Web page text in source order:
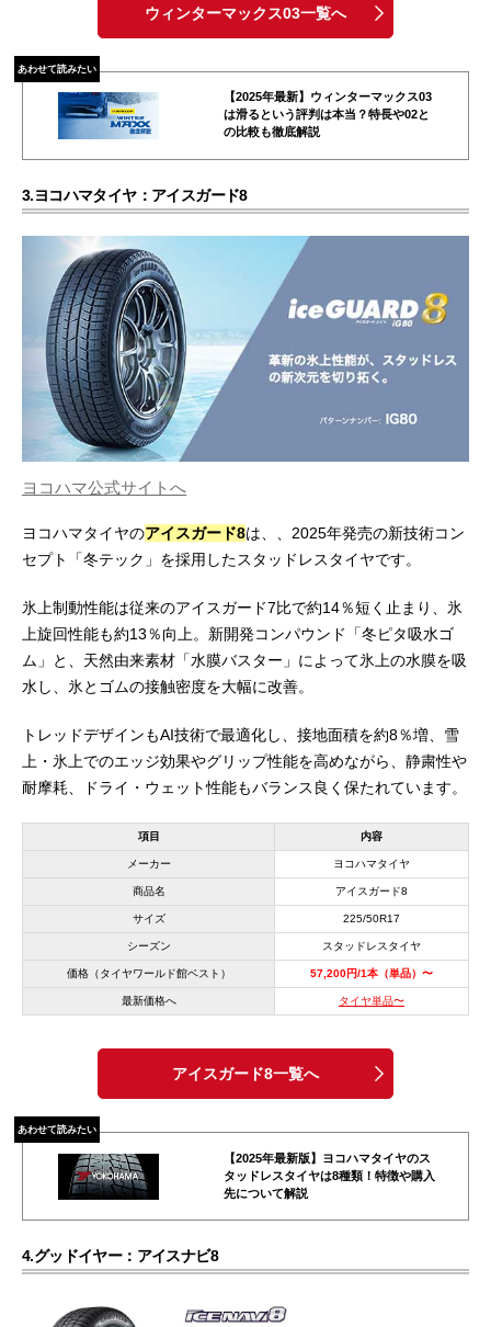
ウィンターマックス03一覧へ
あわせて読みたい
【2025年最新】ウィンターマックス03
は滑るという評判は本当？特長や02と
の比較も徹底解説
3.ヨコハマタイヤ：アイスガード8
ヨコハマ公式サイトへ
ヨコハマタイヤのアイスガード8は、、2025年発売の新技術コン
セプト「冬テック」を採用したスタッドレスタイヤです。
氷上制動性能は従来のアイスガード7比で約14％短く止まり、氷
上旋回性能も約13％向上。新開発コンパウンド「冬ピタ吸水ゴ
ム」と、天然由来素材「水膜バスター」によって氷上の水膜を吸
水し、氷とゴムの接触密度を大幅に改善。
トレッドデザインもAI技術で最適化し、接地面積を約8％増、雪
上・氷上でのエッジ効果やグリップ性能を高めながら、静粛性や
耐摩耗、ドライ・ウェット性能もバランス良く保たれています。
項目 内容
メーカー ヨコハマタイヤ
商品名 アイスガード8
サイズ 225/50R17
シーズン スタッドレスタイヤ
価格（タイヤワールド館ベスト） 57,200円/1本（単品）〜
最新価格へ タイヤ単品〜
アイスガード8一覧へ
あわせて読みたい
【2025年最新版】ヨコハマタイヤのス
タッドレスタイヤは8種類！特徴や購入
先について解説
4.グッドイヤー：アイスナビ8